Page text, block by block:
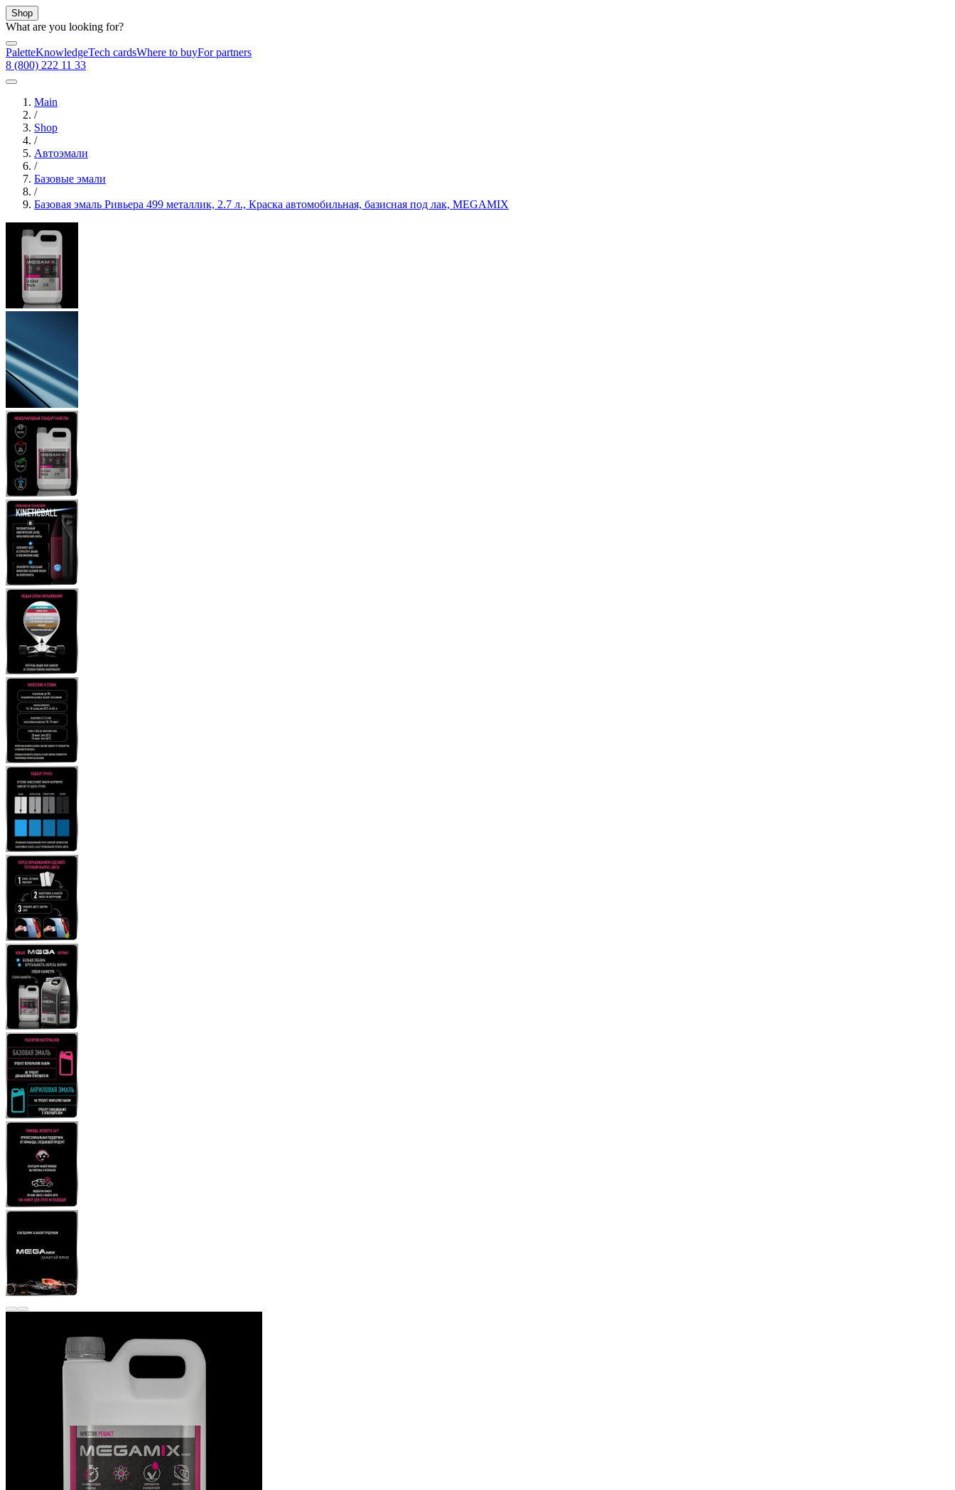
Shop
What are you looking for?
PaletteKnowledgeTech cardsWhere to buyFor partners
8 (800) 222 11 33
Main
/
Shop
/
Автоэмали
/
Базовые эмали
/
Базовая эмаль Ривьера 499 металлик, 2.7 л., Краска автомобильная, базисная под лак, MEGAMIX